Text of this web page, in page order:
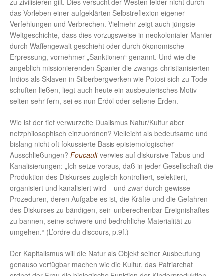
zu zivilisieren gilt. Dies versucht der Westen leider nicht durch
das Vorleben einer aufgeklärten Selbstreflexion eigener
Verfehlungen und Verbrechen. Vielmehr zeigt auch jüngste
Weltgeschichte, dass dies vorzugsweise in neokolonialer Manier
durch Waffengewalt geschieht oder durch ökonomische
Erpressung, vornehmer „Sanktionen“ genannt. Und wie die
angeblich missionierenden Spanier die zwangs-christianisierten
Indios als Sklaven in Silberbergwerken wie Potosi sich zu Tode
schuften ließen, liegt auch heute ein ausbeuterisches Motiv
selten sehr fern, sei es nun Erdöl oder seltene Erden.
Wie ist der tief verwurzelte Dualismus Natur/Kultur aber
netzphilosophisch einzuordnen? Vielleicht als bedeutsame und
bislang nicht oft fokussierte Basis epistemologischer
Ausschließungen? Foucault verwies auf diskursive Tabus und
Kanalisierungen: „Ich setze voraus, daß in jeder Gesellschaft die
Produktion des Diskurses zugleich kontrolliert, selektiert,
organisiert und kanalisiert wird – und zwar durch gewisse
Prozeduren, deren Aufgabe es ist, die Kräfte und die Gefahren
des Diskurses zu bändigen, sein unberechenbar Ereignishaftes
zu bannen, seine schwere und bedrohliche Materialität zu
umgehen.“ (L’ordre du discours, p.9f.)
Der Kapitalismus will die Natur als Objekt seiner Ausbeutung
genauso verfügbar machen wie die Kultur, das Patriarchat